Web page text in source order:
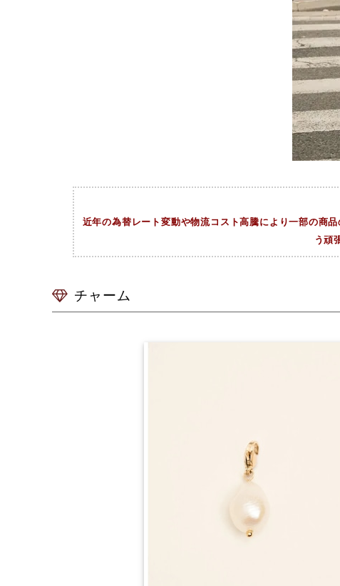
近年の為替レート変動や物流コスト高騰により一部の商
う頑
チャーム